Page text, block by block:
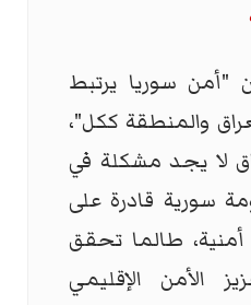
"أمن سوريا يرتبط
والمنطقة ككل"،
لا يجد مشكلة في
سورية قادرة على
أمنية، طالما تحقق
الأمن الإقليمي